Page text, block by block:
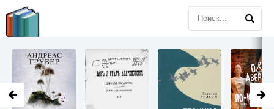
LITMIR.ORG